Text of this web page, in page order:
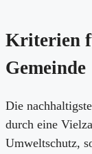
Kriterien
Gemeinde
Die
durch eine
Umweltschutz,